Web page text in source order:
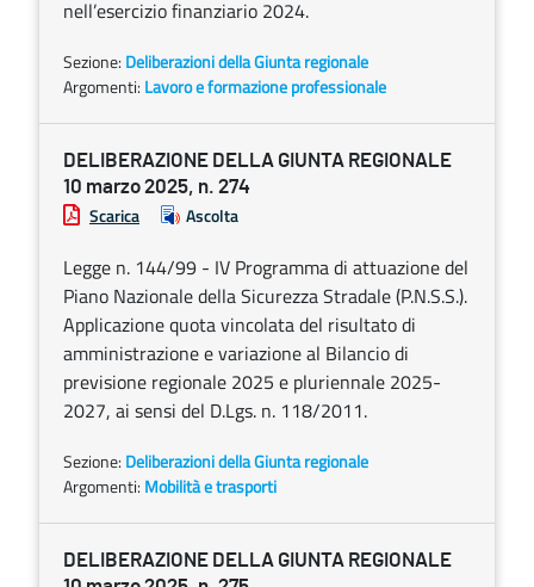
nell’esercizio finanziario 2024.
Sezione: Deliberazioni della Giunta regionale
Argomenti: Lavoro e formazione professionale
DELIBERAZIONE DELLA GIUNTA REGIONALE
10 marzo 2025, n. 274
Scarica Ascolta
Legge n. 144/99 - IV Programma di attuazione del
Piano Nazionale della Sicurezza Stradale (P.N.S.S.).
Applicazione quota vincolata del risultato di
amministrazione e variazione al Bilancio di
previsione regionale 2025 e pluriennale 2025-
2027, ai sensi del D.Lgs. n. 118/2011.
Sezione: Deliberazioni della Giunta regionale
Argomenti: Mobilità e trasporti
DELIBERAZIONE DELLA GIUNTA REGIONALE